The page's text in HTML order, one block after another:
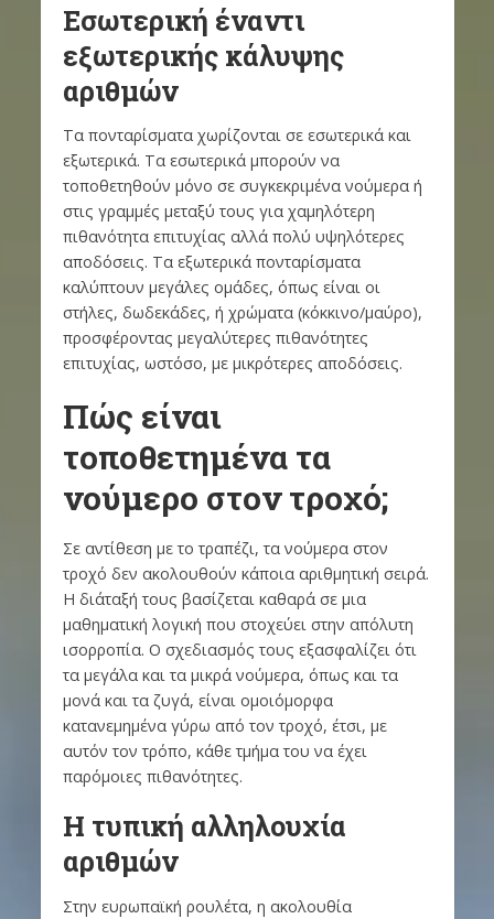
Εσωτερική έναντι
εξωτερικής κάλυψης
αριθμών
Τα πονταρίσματα χωρίζονται σε εσωτερικά και
εξωτερικά. Τα εσωτερικά μπορούν να
τοποθετηθούν μόνο σε συγκεκριμένα νούμερα ή
στις γραμμές μεταξύ τους για χαμηλότερη
πιθανότητα επιτυχίας αλλά πολύ υψηλότερες
αποδόσεις. Τα εξωτερικά πονταρίσματα
καλύπτουν μεγάλες ομάδες, όπως είναι οι
στήλες, δωδεκάδες, ή χρώματα (κόκκινο/μαύρο),
προσφέροντας μεγαλύτερες πιθανότητες
επιτυχίας, ωστόσο, με μικρότερες αποδόσεις.
Πώς είναι
τοποθετημένα τα
νούμερο στον τροχό;
Σε αντίθεση με το τραπέζι, τα νούμερα στον
τροχό δεν ακολουθούν κάποια αριθμητική σειρά.
Η διάταξή τους βασίζεται καθαρά σε μια
μαθηματική λογική που στοχεύει στην απόλυτη
ισορροπία. Ο σχεδιασμός τους εξασφαλίζει ότι
τα μεγάλα και τα μικρά νούμερα, όπως και τα
μονά και τα ζυγά, είναι ομοιόμορφα
κατανεμημένα γύρω από τον τροχό, έτσι, με
αυτόν τον τρόπο, κάθε τμήμα του να έχει
παρόμοιες πιθανότητες.
Η τυπική αλληλουχία
αριθμών
Στην ευρωπαϊκή ρουλέτα, η ακολουθία